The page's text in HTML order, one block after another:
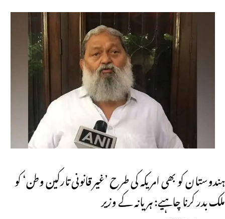
ہندوستان کو بھی امریکہ کی طرح ’غیر قانونی تارکین وطن‘ کو
ملک بدر کرنا چاہیے: ہریانہ کے وزیر